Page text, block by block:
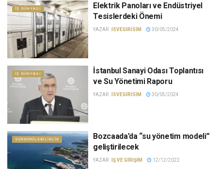
İŞ DÜNYASI
Elektrik Panoları ve Endüstriyel
Tesislerdeki Önemi
YAZAR :ISVEGIRISIM 30/05/2024
İŞ DÜNYASI
İstanbul Sanayi Odası Toplantısı
ve Su Yönetimi Raporu
YAZAR :ISVEGIRISIM 30/05/2024
SÜRDÜRÜLEBILIRLIK
Bozcaada’da “su yönetim modeli”
geliştirilecek
YAZAR :İŞ VE GIRIŞIM 12/12/2022